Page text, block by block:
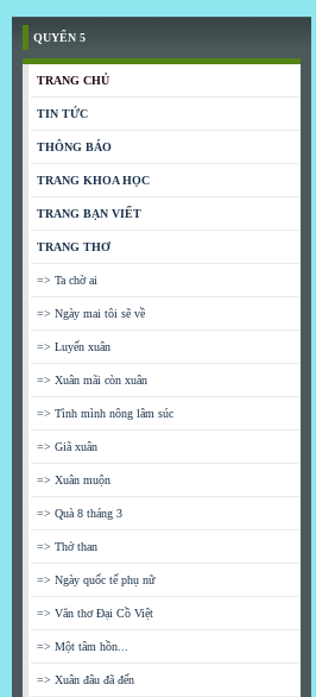
QUYỂN 5
TRANG CHỦ
TIN TỨC
THÔNG BÁO
TRANG KHOA HỌC
TRANG BẠN VIẾT
TRANG THƠ
=> Ta chờ ai
=> Ngày mai tôi sẽ về
=> Luyến xuân
=> Xuân mãi còn xuân
=> Tình mình nông lâm súc
=> Giã xuân
=> Xuân muộn
=> Quà 8 tháng 3
=> Thở than
=> Ngày quốc tế phụ nữ
=> Văn thơ Đại Cồ Việt
=> Một tâm hồn...
=> Xuân đâu đã đến